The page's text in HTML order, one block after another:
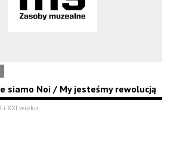
siamo Noi / My jesteśmy rewolucją
i XXI wieku